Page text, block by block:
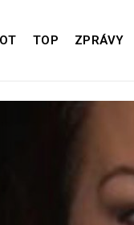
TOP ZPRÁVY